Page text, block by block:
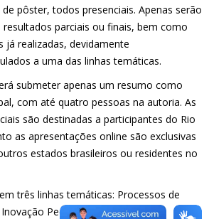
pôster, todos presenciais. Apenas serão
parciais ou finais, bem como
já realizadas, devidamente
a uma das linhas temáticas.
submeter apenas um resumo como
com até quatro pessoas na autoria. As
são destinadas a participantes do Rio
as apresentações online são exclusivas
estados brasileiros ou residentes no
três linhas temáticas: Processos de
Pedagógica; Políticas